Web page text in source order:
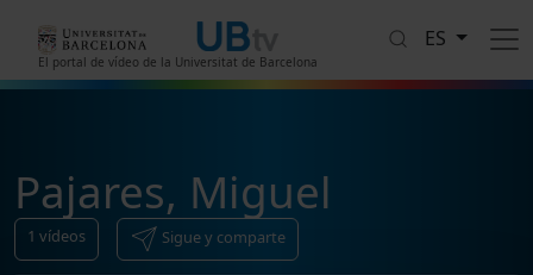
El portal de vídeo de la Universitat de Barcelona
ES
Pajares, Miguel
1 vídeos Sigue y comparte